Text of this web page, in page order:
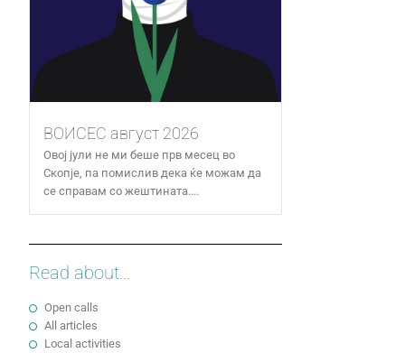
ВОИСЕС август 2026
Овој јули не ми беше прв месец во
Скопје, па помислив дека ќе можам да
се справам со жештината....
Read about...
Open calls
All articles
Local activities